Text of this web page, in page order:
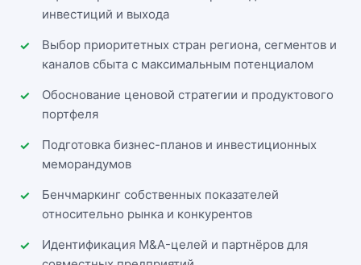
инвестиций и выхода
Выбор приоритетных стран региона, сегментов и
каналов сбыта с максимальным потенциалом
Обоснование ценовой стратегии и продуктового
портфеля
Подготовка бизнес-планов и инвестиционных
меморандумов
Бенчмаркинг собственных показателей
относительно рынка и конкурентов
Идентификация M&A-целей и партнёров для